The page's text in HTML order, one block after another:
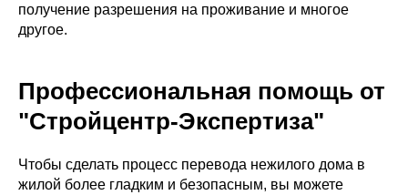
получение разрешения на проживание и многое
другое.
Профессиональная помощь от
"Стройцентр-Экспертиза"
Чтобы сделать процесс перевода нежилого дома в
жилой более гладким и безопасным, вы можете